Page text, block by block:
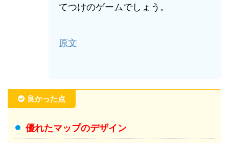
てつけのゲームでしょう。
原文
良かった点
優れたマップのデザイン